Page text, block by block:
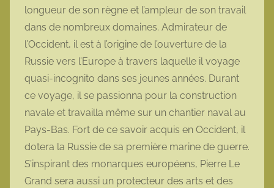
longueur de son règne et l’ampleur de son travail
dans de nombreux domaines. Admirateur de
l’Occident, il est à l’origine de l’ouverture de la
Russie vers l’Europe à travers laquelle il voyage
quasi-incognito dans ses jeunes années. Durant
ce voyage, il se passionna pour la construction
navale et travailla même sur un chantier naval au
Pays-Bas. Fort de ce savoir acquis en Occident, il
dotera la Russie de sa première marine de guerre.
S’inspirant des monarques européens, Pierre Le
Grand sera aussi un protecteur des arts et des